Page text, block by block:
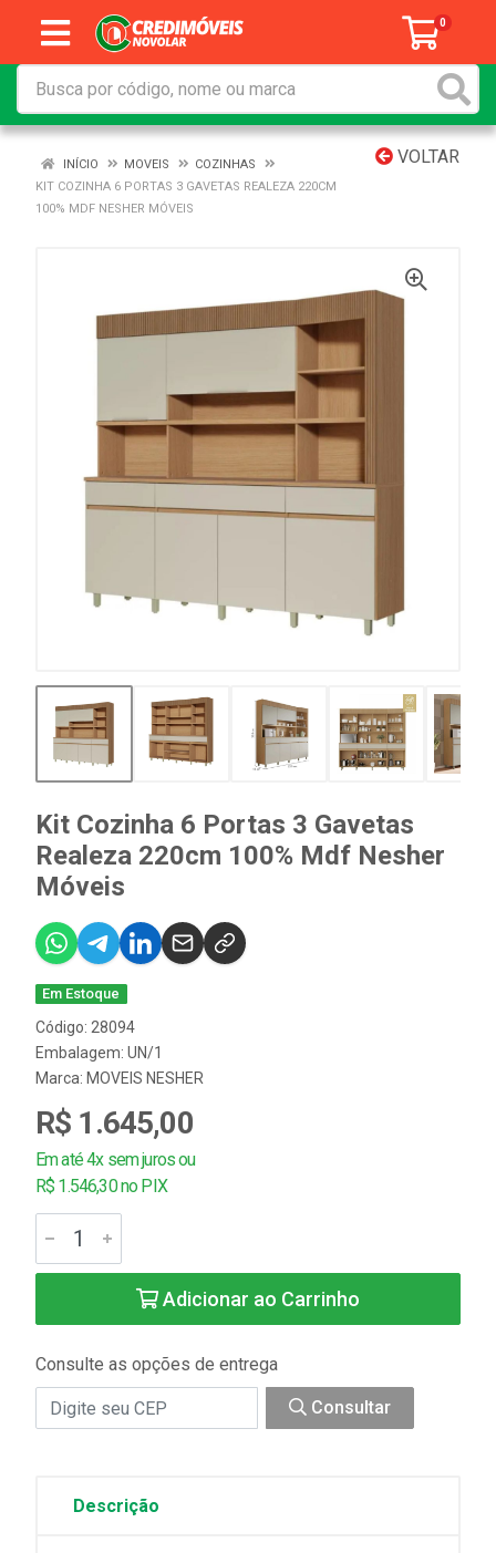
0
VOLTAR
INÍCIO MOVEIS
COZINHAS
KIT COZINHA 6 PORTAS 3 GAVETAS REALEZA 220CM
100% MDF NESHER MÓVEIS
Kit Cozinha 6 Portas 3 Gavetas
Realeza 220cm 100% Mdf Nesher
Móveis
Em Estoque
Código: 28094
Embalagem: UN/1
Marca: MOVEIS NESHER
R$ 1.645,00
Em até 4x sem juros ou
R$ 1.546,30 no PIX
Adicionar ao Carrinho
Consulte as opções de entrega
Consultar
Descrição